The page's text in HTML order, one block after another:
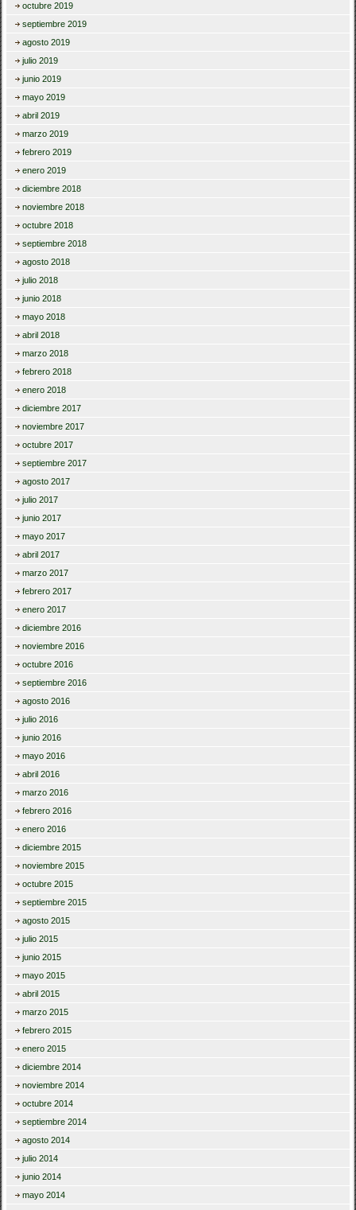
octubre 2019
septiembre 2019
agosto 2019
julio 2019
junio 2019
mayo 2019
abril 2019
marzo 2019
febrero 2019
enero 2019
diciembre 2018
noviembre 2018
octubre 2018
septiembre 2018
agosto 2018
julio 2018
junio 2018
mayo 2018
abril 2018
marzo 2018
febrero 2018
enero 2018
diciembre 2017
noviembre 2017
octubre 2017
septiembre 2017
agosto 2017
julio 2017
junio 2017
mayo 2017
abril 2017
marzo 2017
febrero 2017
enero 2017
diciembre 2016
noviembre 2016
octubre 2016
septiembre 2016
agosto 2016
julio 2016
junio 2016
mayo 2016
abril 2016
marzo 2016
febrero 2016
enero 2016
diciembre 2015
noviembre 2015
octubre 2015
septiembre 2015
agosto 2015
julio 2015
junio 2015
mayo 2015
abril 2015
marzo 2015
febrero 2015
enero 2015
diciembre 2014
noviembre 2014
octubre 2014
septiembre 2014
agosto 2014
julio 2014
junio 2014
mayo 2014